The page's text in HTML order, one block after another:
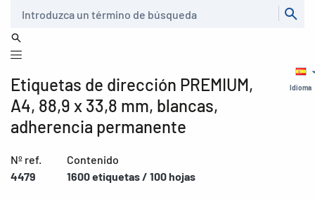
Idioma
Etiquetas de dirección PREMIUM,
A4, 88,9 x 33,8 mm, blancas,
adherencia permanente
Nº ref.
4479
Contenido
1600 etiquetas / 100 hojas